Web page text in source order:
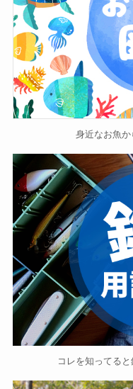
身近なお魚か
コレを知ってる